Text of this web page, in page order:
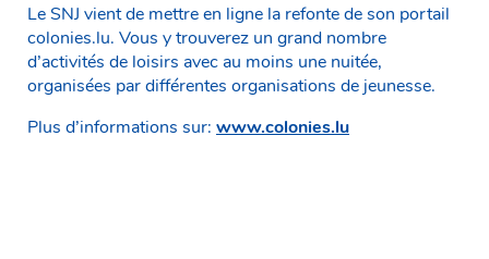
Le SNJ vient de mettre en ligne la refonte de son portail
colonies.lu. Vous y trouverez un grand nombre
d’activités de loisirs avec au moins une nuitée,
organisées par différentes organisations de jeunesse.
Plus d’informations sur: www.colonies.lu